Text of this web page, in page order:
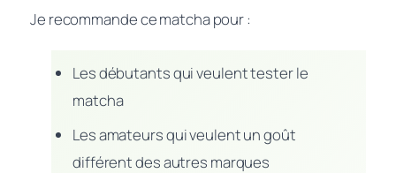
Je recommande ce matcha pour :
Les débutants qui veulent tester le
matcha
Les amateurs qui veulent un goût
différent des autres marques